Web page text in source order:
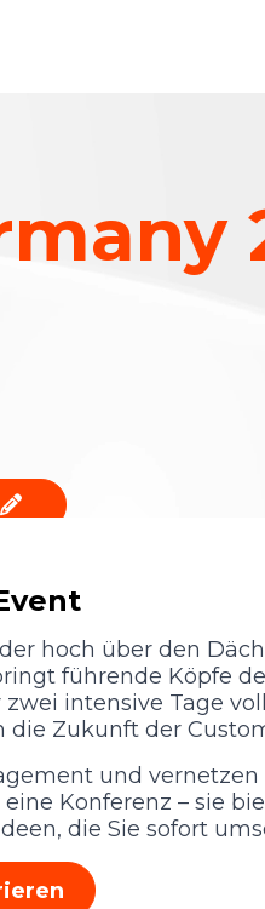
hoch über den
führende Köpfe
intensive Tage
Zukunft der
und
Konferenz – sie
die Sie sofort